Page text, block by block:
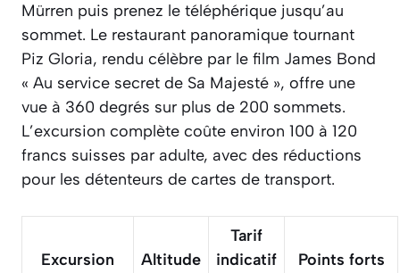
Mürren puis prenez le téléphérique jusqu’au
sommet. Le restaurant panoramique tournant
Piz Gloria, rendu célèbre par le film James Bond
« Au service secret de Sa Majesté », offre une
vue à 360 degrés sur plus de 200 sommets.
L’excursion complète coûte environ 100 à 120
francs suisses par adulte, avec des réductions
pour les détenteurs de cartes de transport.
Excursion Altitude
Tarif
indicatif
Points forts